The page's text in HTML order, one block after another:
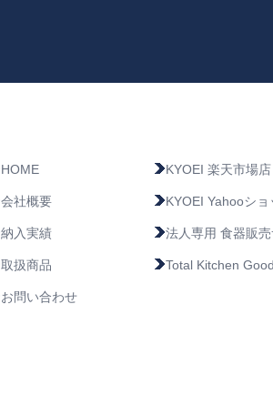
HOME
会社概要
納入実績
取扱商品
お問い合わせ
KYOEI 楽天市場店
KYOEI Yahooシ
法人専用 食器販
Total Kitchen